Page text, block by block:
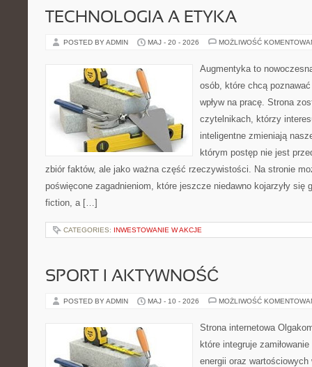
TECHNOLOGIA A ETYKA
POSTED BY ADMIN MAJ - 20 - 2026 MOŻLIWOŚĆ
Augmentyka to
osób, które chcą
wpływ na pracę. Strona
czytelnikach, którzy
inteligentne zmieniają
którym postęp nie jest
zbiór faktów, ale jako ważna część rzeczywistości. Na stronie
poświęcone zagadnieniom, które jeszcze niedawno kojarzyły się
fiction, a […]
CATEGORIES: INWESTOWANIE W AKCJE
SPORT I AKTYWNOŚĆ
POSTED BY ADMIN MAJ - 10 - 2026 MOŻLIWOŚĆ
Strona internetowa
które integruje
energii oraz